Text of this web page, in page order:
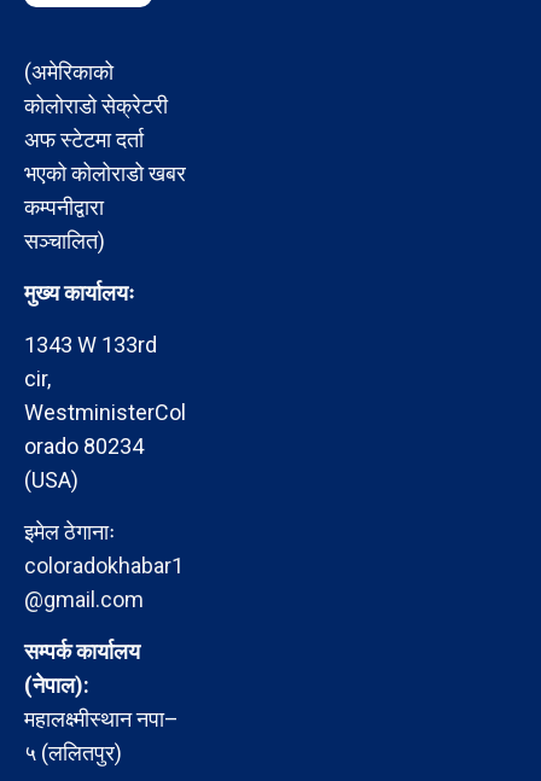
(अमेरिकाको
कोलोराडो सेक्रेटरी
अफ स्टेटमा दर्ता
भएको कोलोराडो खबर
कम्पनीद्वारा
सञ्चालित)
मुख्य कार्यालयः
1343 W 133rd
cir,
WestministerCol
orado 80234
(USA)
इमेल ठेगानाः
coloradokhabar1
@gmail.com
सम्पर्क कार्यालय
(नेपाल):
महालक्ष्मीस्थान नपा–
५ (ललितपुर)